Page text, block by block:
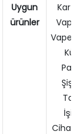
Uygun
ürünler
Vape
Vape